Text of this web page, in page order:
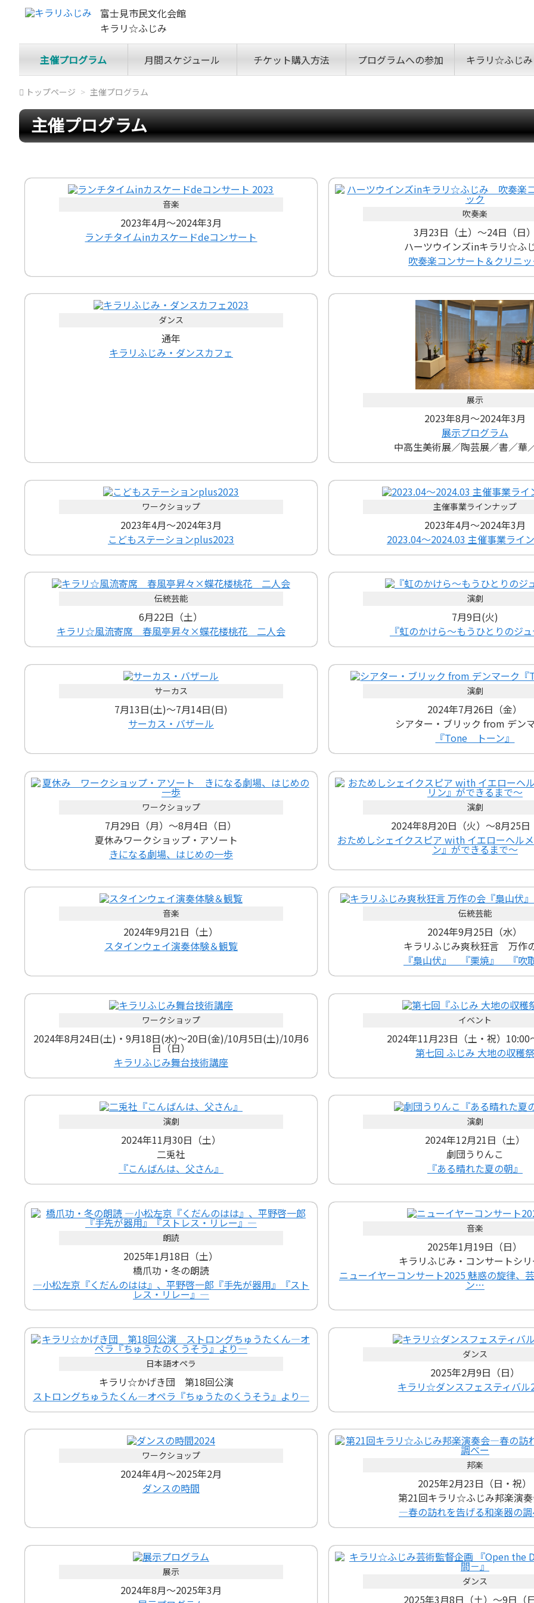
富士見市民文化会館
キラリ☆ふじみ
主催プログラム 月間スケジュール チケット購入方法 プログラムへの参加 キラリ☆ふじ
トップページ 主催プログラム
主催プログラム
音楽
2023年4月～2024年3月
ランチタイムinカスケードdeコンサート
吹奏楽
3月23日（土）～24日（日
ハーツウインズinキラリ☆ふ
吹奏楽コンサート＆クリニ
ダンス
通年
キラリふじみ・ダンスカフェ
展示
2023年8月～2024年3月
展示プログラム
中高生美術展／陶芸展／書／華
ワークショップ
2023年4月～2024年3月
こどもステーションplus2023
主催事業ラインナップ
2023年4月～2024年3月
2023.04～2024.03 主催事業ライ
伝統芸能
6月22日（土）
キラリ☆風流寄席 春風亭昇々×蝶花楼桃花 二人会
演劇
7月9日(火)
『虹のかけら～もうひとりのジ
サーカス
7月13日(土)～7月14日(日)
サーカス・バザール
演劇
2024年7月26日（金）
シアター・ブリック from デン
『Tone トーン』
ワークショップ
7月29日（月）～8月4日（日）
夏休みワークショップ・アソート
きになる劇場、はじめの一歩
演劇
2024年8月20日（火）～8月25日
おためしシェイクスピア with イエローヘル
ン』ができるまで～
音楽
2024年9月21日（土）
スタインウェイ演奏体験＆観覧
伝統芸能
2024年9月25日（水）
キラリふじみ爽秋狂言 万作
『梟山伏』 『栗焼』 『吹
ワークショップ
2024年8月24日(土)・9月18日(水)～20日(金)/10月5日(土)/10月6
日（日）
キラリふじみ舞台技術講座
イベント
2024年11月23日（土・祝）10:00
第七回 ふじみ 大地の収穫祭
演劇
2024年11月30日（土）
二兎社
『こんばんは、父さん』
演劇
2024年12月21日（土）
劇団うりんこ
『ある晴れた夏の朝』
朗読
2025年1月18日（土）
橋爪功・冬の朗読
―小松左京『くだんのはは』、平野啓一郎『手先が器用』『スト
レス・リレー』―
音楽
2025年1月19日（日）
キラリふじみ・コンサートシ
ニューイヤーコンサート2025 魅惑の旋律、
ン…
日本語オペラ
キラリ☆かげき団 第18回公演
ストロングちゅうたくん―オペラ『ちゅうたのくうそう』より―
ダンス
2025年2月9日（日）
キラリ☆ダンスフェスティバル
ワークショップ
2024年4月～2025年2月
ダンスの時間
邦楽
2025年2月23日（日・祝）
第21回キラリ☆ふじみ邦楽演
―春の訪れを告げる和楽器の
展示
2024年8月～2025年3月
ダンス
2025年3月8日（土）～9日（